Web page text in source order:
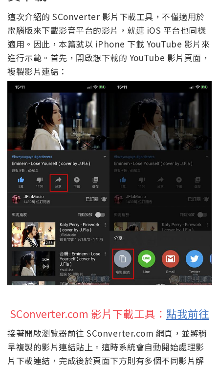
這次介紹的 SConverter 影片下載工具，不僅適用於
電腦版來下載影音平台的影片，就連 iOS 平台也同樣
適用。因此，本篇就以 iPhone 下載 YouTube 影片來
進行示範。首先，開啟想下載的 YouTube 影片頁面，
複製影片連結：
SConverter.com 影片下載工具： 點我前往
接著開啟瀏覽器前往 SConverter.com 網頁，並將稍
早複製的影片連結貼上。這時系統會自動開始處理影
片下載連結，完成後於頁面下方則有多個不同影片解